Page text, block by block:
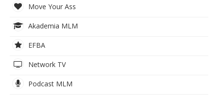
Move Your Ass
Akademia MLM
EFBA
Network TV
Podcast MLM